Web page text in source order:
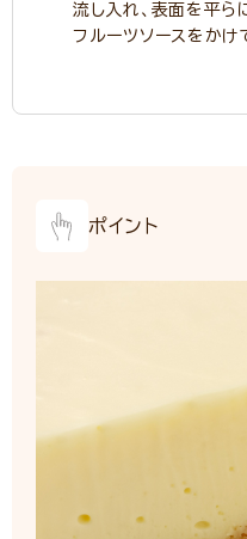
流し入れ、表面を平ら
フルーツソースをかけ
ポイント